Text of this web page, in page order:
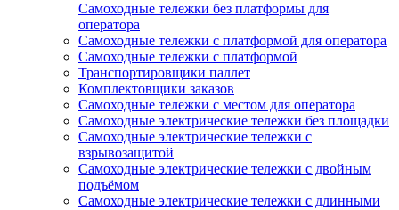
Самоходные тележки без платформы для
оператора
Самоходные тележки с платформой для оператора
Самоходные тележки с платформой
Транспортировщики паллет
Комплектовщики заказов
Самоходные тележки с местом для оператора
Самоходные электрические тележки без площадки
Самоходные электрические тележки с
взрывозащитой
Самоходные электрические тележки с двойным
подъёмом
Самоходные электрические тележки с длинными